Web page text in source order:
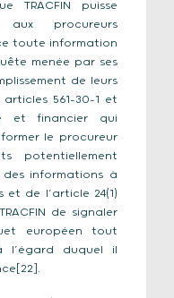
TRACFIN puisse
aux procureurs
toute information
menée par ses
de leurs
561-30-1 et
et financier qui
le procureur
potentiellement
informations à
de l’article 24(1)
de signaler
européen tout
l’égard duquel il